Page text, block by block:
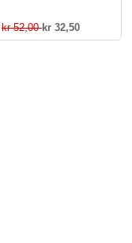
kr 52,00kr 32,50